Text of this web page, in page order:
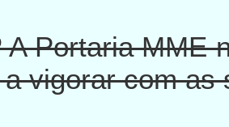
A Portaria MME
vigorar com as